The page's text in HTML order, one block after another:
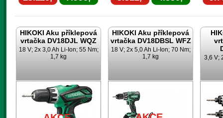
HIKOKI Aku příklepová
vrtačka DV18DJL WQZ
18 V; 2x 3,0 Ah Li-Ion; 55 Nm;
1,7 kg
HIKOKI Aku příklepová
vrtačka DV18DBSL WFZ
18 V; 2x 5,0 Ah Li-Ion; 70 Nm;
1,7 kg
3,6 V;